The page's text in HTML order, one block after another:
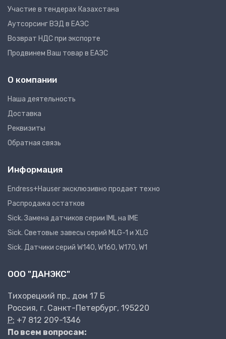
Участие в тендерах Казахстана
Аутсорсинг ВЭД в ЕАЭС
Возврат НДС при экспорте
Продвинем Ваш товар в ЕАЭС
О компании
Наша деятельность
Доставка
Реквизиты
Обратная связь
Информация
Endress+Hauser эксклюзивно продает техно
Распродажа остатков
Sick. Замена датчиков серии IML на IME
Sick. Световые завесы серий MLG-1 и XLG
Sick. Датчики серий W140, W160, W170, W1
ООО "ДАНЭКС"
Тихорецкий пр., дом 17 Б
Россия, г. Санкт-Петербург, 195220
P: +7 812 209-1346
По всем вопросам: